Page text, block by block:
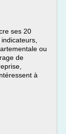
ses 20
ou
de
à